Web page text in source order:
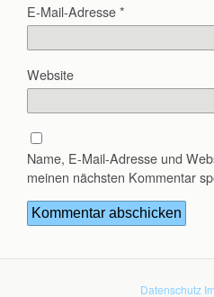
E-Mail-Adresse*
Website
Name, E-Mail-Adresse und
meinen nächsten Kommentar
Datenschutz